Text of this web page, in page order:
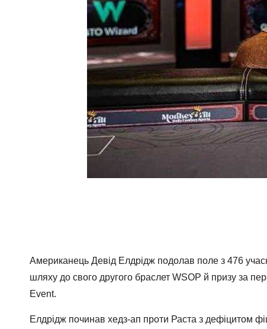
Американець Девід Елдрідж подолав поле з 476
шляху до свого другого браслет WSOP й призу за
Event.
Елдрідж починав хедз-ап проти Раста з дефіцитом